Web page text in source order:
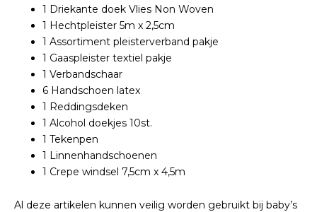
1 Driekante doek Vlies Non Woven
1 Hechtpleister 5m x 2,5cm
1 Assortiment pleisterverband pakje
1 Gaaspleister textiel pakje
1 Verbandschaar
6 Handschoen latex
1 Reddingsdeken
1 Alcohol doekjes 10st.
1 Tekenpen
1 Linnenhandschoenen
1 Crepe windsel 7,5cm x 4,5m
Al deze artikelen kunnen veilig worden gebruikt bij baby’s